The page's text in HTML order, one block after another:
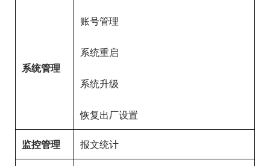
系统管理
账号管理
系统重启
系统升级
恢复出厂设置
监控管理 报文统计